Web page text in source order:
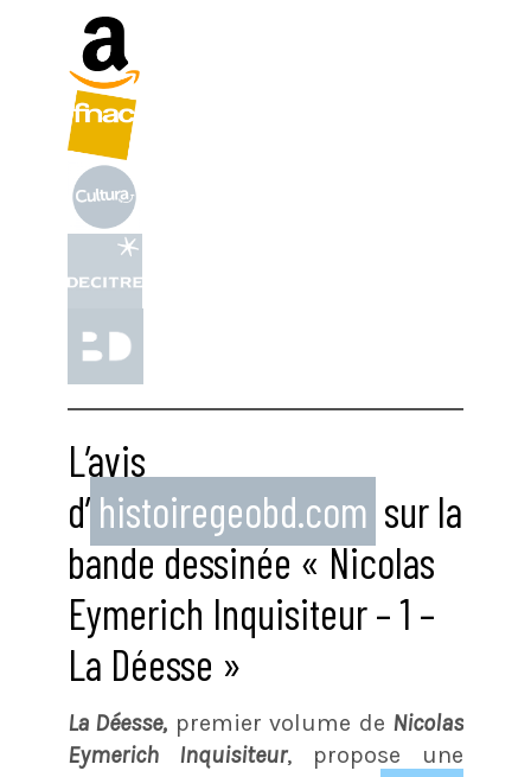
L’avis
d’ histoiregeobd.com sur la
bande dessinée « Nicolas
Eymerich Inquisiteur – 1 –
La Déesse »
La Déesse, premier volume de Nicolas
Eymerich Inquisiteur, propose une